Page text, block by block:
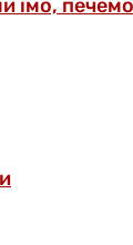
їмо,